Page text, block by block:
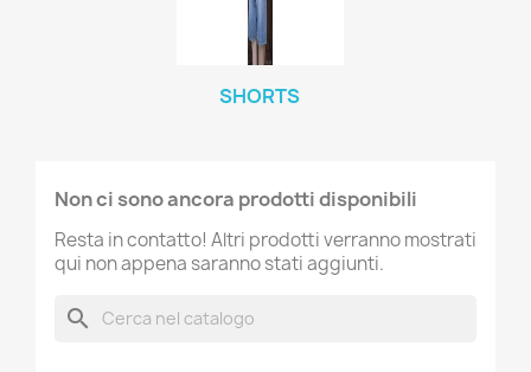
SHORTS
Non ci sono ancora prodotti disponibili
Resta in contatto! Altri prodotti verranno mostrati
qui non appena saranno stati aggiunti.
search